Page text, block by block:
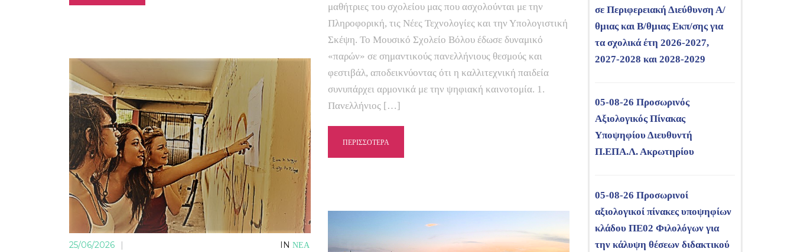
μαθήτριες του σχολείου μας που ασχολούνται με την
Πληροφορική, τις Νέες Τεχνολογίες και την Υπολογιστική
Σκέψη. Το Μουσικό Σχολείο Βόλου έδωσε δυναμικό
«παρών» σε σημαντικούς πανελλήνιους θεσμούς και
φεστιβάλ, αποδεικνύοντας ότι η καλλιτεχνική παιδεία
συνυπάρχει αρμονικά με την ψηφιακή καινοτομία. 1.
Πανελλήνιος […]
ΠΕΡΙΣΣΟΤΕΡΑ
25/06/2026 | IN ΝΕΑ
σε Περιφερειακή Διεύθυνση Α/
θμιας και Β/θμιας Εκπ/σης για
τα σχολικά έτη 2026-2027,
2027-2028 και 2028-2029
05-08-26 Προσωρινός
Αξιολογικός Πίνακας
Υποψηφίου Διευθυντή
Π.ΕΠΑ.Λ. Ακρωτηρίου
05-08-26 Προσωρινοί
αξιολογικοί πίνακες υποψηφίων
κλάδου ΠΕ02 Φιλολόγων για
την κάλυψη θέσεων διδακτικού